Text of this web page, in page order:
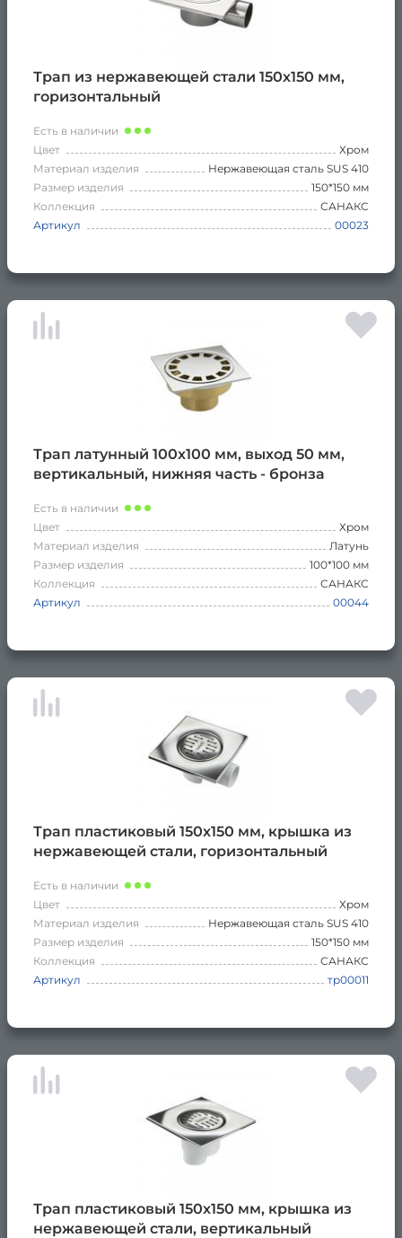
Трап из нержавеющей стали 150х150 мм,
горизонтальный
Есть в наличии
Цвет
Хром
Материал изделия
Нержавеющая сталь SUS 410
Размер изделия
150*150 мм
Коллекция
САНАКС
Артикул
00023
Трап латунный 100х100 мм, выход 50 мм,
вертикальный, нижняя часть - бронза
Есть в наличии
Цвет
Хром
Материал изделия
Латунь
Размер изделия
100*100 мм
Коллекция
САНАКС
Артикул
00044
Трап пластиковый 150х150 мм, крышка из
нержавеющей стали, горизонтальный
Есть в наличии
Цвет
Хром
Материал изделия
Нержавеющая сталь SUS 410
Размер изделия
150*150 мм
Коллекция
САНАКС
Артикул
тр00011
Трап пластиковый 150х150 мм, крышка из
нержавеющей стали, вертикальный